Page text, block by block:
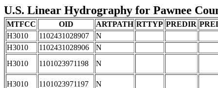
U.S. Linear Hydrography for Pawnee
MTFCC OID ARTPATH RTTYP PREDIR
H3010
1102431028907
N
H3010
1102431028906
N
H3010
1101023971198 N
H3010 1101023971197
N